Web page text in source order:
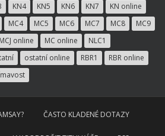
KN4 KN5 KN6 KN7
KN online
MC4 MC5 MC6 MC7 MC8
MC9
MCJ online MC online
NLC1
ostatní online RBR1
RBR online
ČASTO KLADENÉ DOTAZY